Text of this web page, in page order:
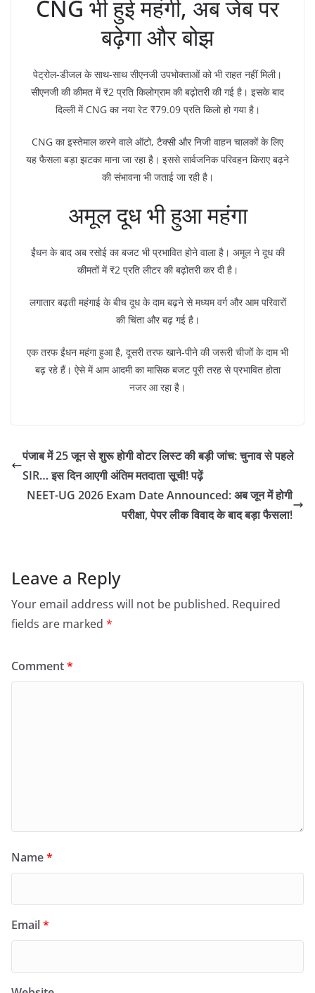
CNG भी हुई महंगी, अब जेब पर
बढ़ेगा और बोझ
पेट्रोल-डीजल के साथ-साथ सीएनजी उपभोक्ताओं को भी राहत नहीं मिली।
सीएनजी की कीमत में ₹2 प्रति किलोग्राम की बढ़ोतरी की गई है। इसके बाद
दिल्ली में CNG का नया रेट ₹79.09 प्रति किलो हो गया है।
CNG का इस्तेमाल करने वाले ऑटो, टैक्सी और निजी वाहन चालकों के लिए
यह फैसला बड़ा झटका माना जा रहा है। इससे सार्वजनिक परिवहन किराए बढ़ने
की संभावना भी जताई जा रही है।
अमूल दूध भी हुआ महंगा
ईंधन के बाद अब रसोई का बजट भी प्रभावित होने वाला है। अमूल ने दूध की
कीमतों में ₹2 प्रति लीटर की बढ़ोतरी कर दी है।
लगातार बढ़ती महंगाई के बीच दूध के दाम बढ़ने से मध्यम वर्ग और आम परिवारों
की चिंता और बढ़ गई है।
एक तरफ ईंधन महंगा हुआ है, दूसरी तरफ खाने-पीने की जरूरी चीजों के दाम भी
बढ़ रहे हैं। ऐसे में आम आदमी का मासिक बजट पूरी तरह से प्रभावित होता
नजर आ रहा है।
पंजाब में 25 जून से शुरू होगी वोटर लिस्ट की बड़ी जांच: चुनाव से पहले
SIR… इस दिन आएगी अंतिम मतदाता सूची! पढ़ें
NEET-UG 2026 Exam Date Announced: अब जून में होगी
परीक्षा, पेपर लीक विवाद के बाद बड़ा फैसला!
Leave a Reply
Your email address will not be published. Required
fields are marked *
Comment*
Name*
Email*